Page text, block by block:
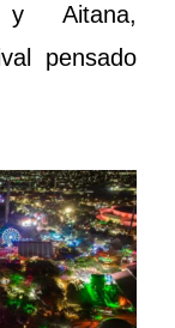
Aitana,
pensado